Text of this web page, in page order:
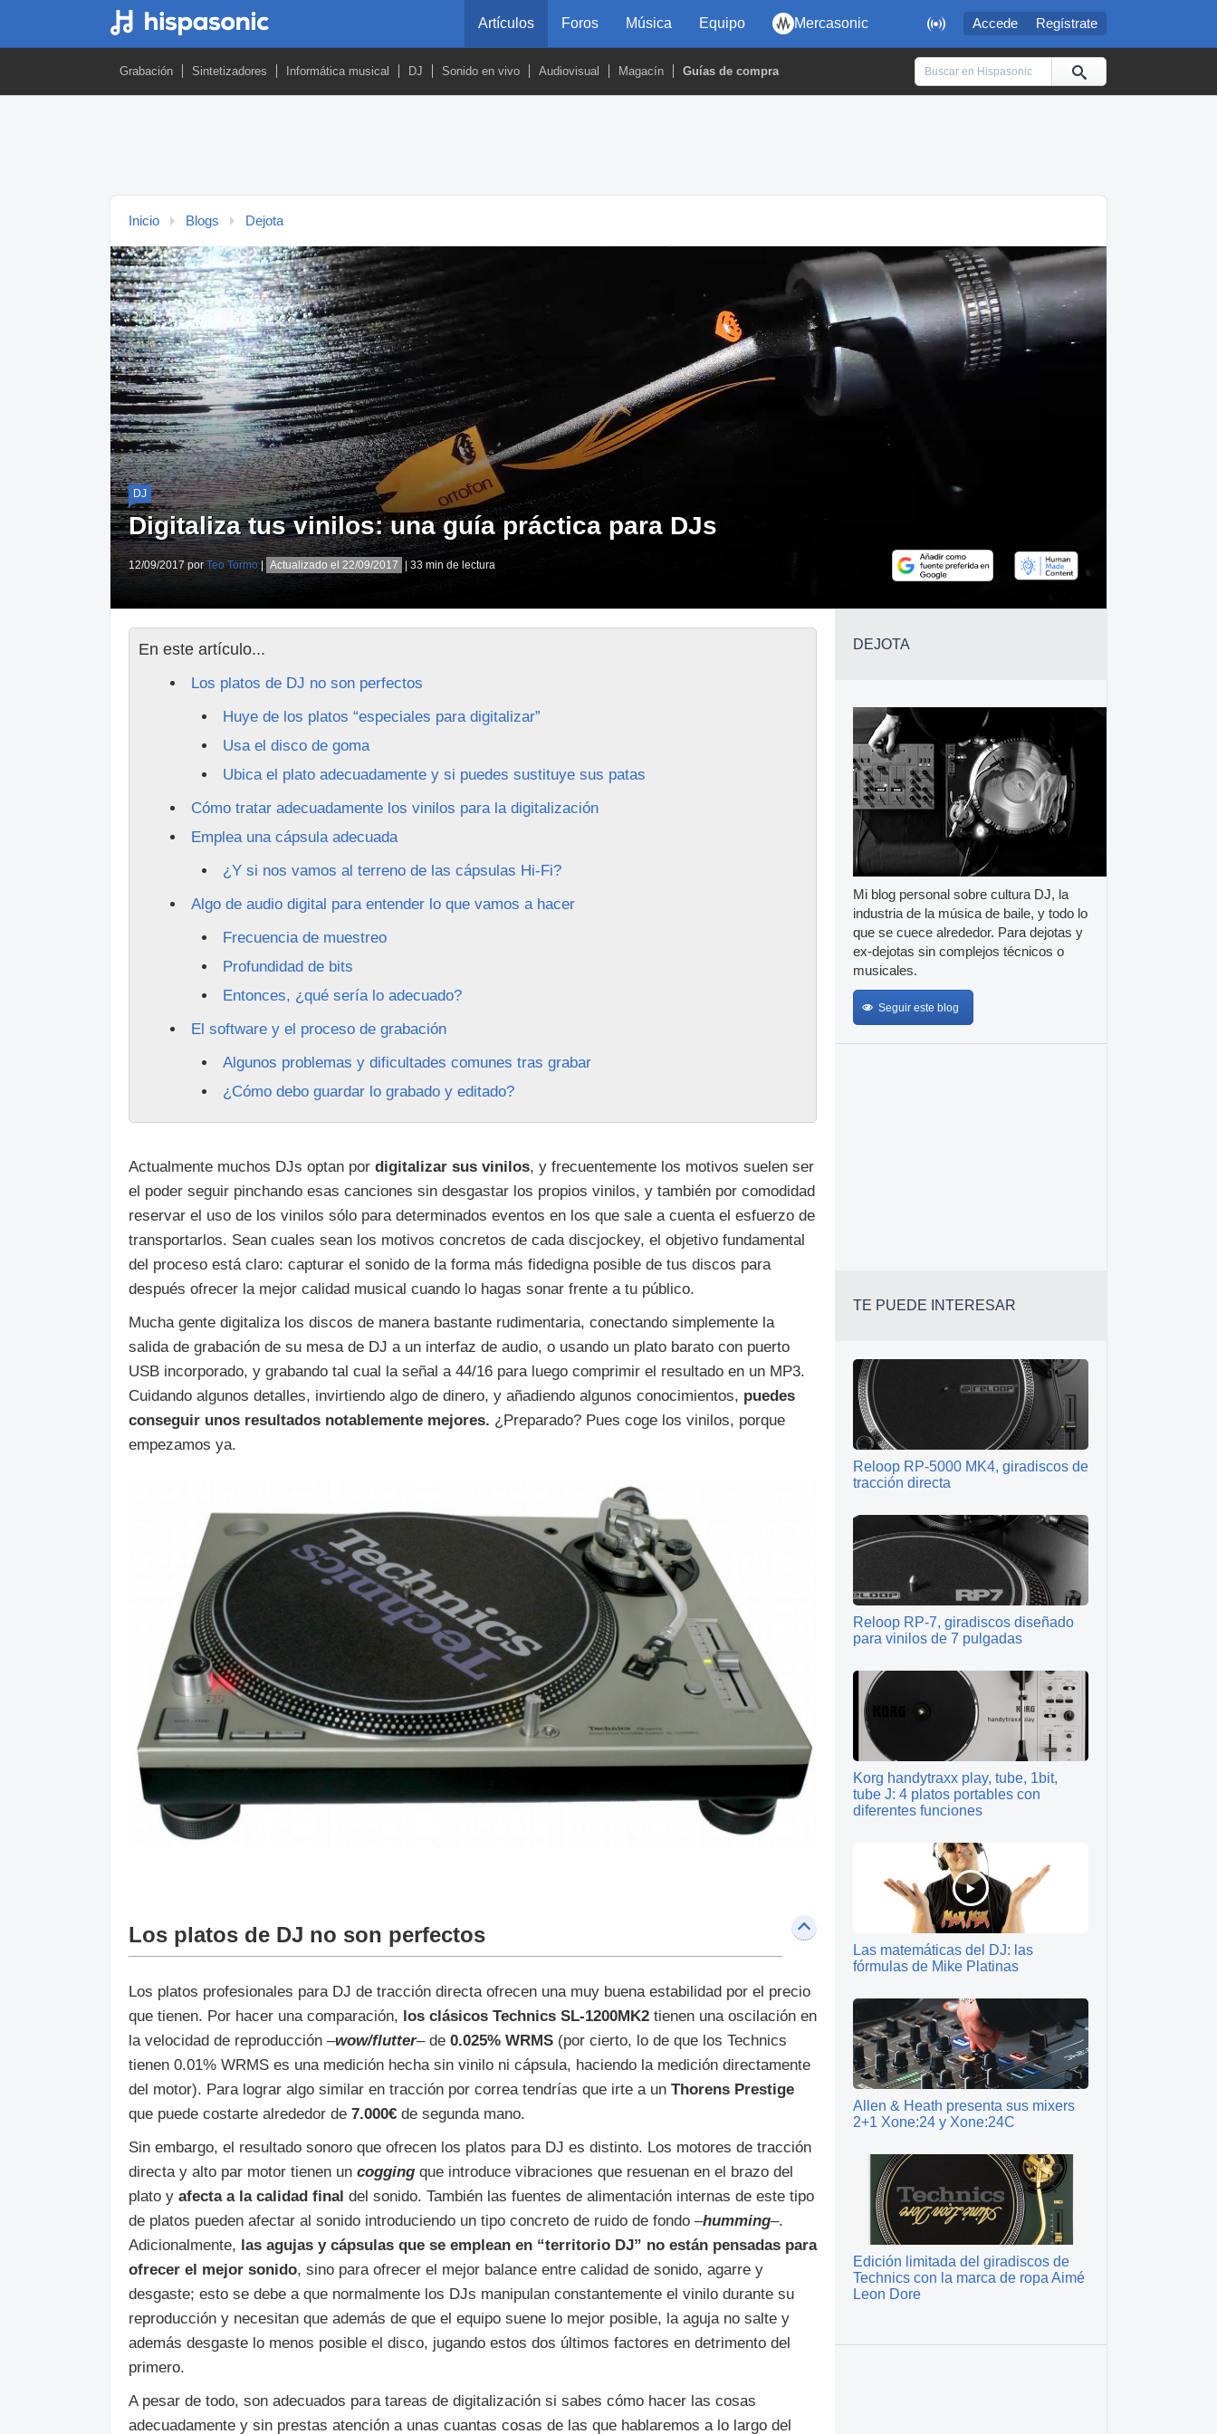
 Accede Regístrate
Artículos Foros Música Equipo Mercasonic
Grabación Sintetizadores Informática musical DJ Sonido en vivo Audiovisual Magacín Guías de compra
Inicio Blogs Dejota
DJ
Digitaliza tus vinilos: una guía práctica para DJs
12/09/2017 porTeo Tormo| Actualizado el 22/09/2017 | 33 min de lectura
En este artículo...
Los platos de DJ no son perfectos
Huye de los platos “especiales para digitalizar”
Usa el disco de goma
Ubica el plato adecuadamente y si puedes sustituye sus patas
Cómo tratar adecuadamente los vinilos para la digitalización
Emplea una cápsula adecuada
¿Y si nos vamos al terreno de las cápsulas Hi-Fi?
Algo de audio digital para entender lo que vamos a hacer
Frecuencia de muestreo
Profundidad de bits
Entonces, ¿qué sería lo adecuado?
El software y el proceso de grabación
Algunos problemas y dificultades comunes tras grabar
¿Cómo debo guardar lo grabado y editado?
Actualmente muchos DJs optan por digitalizar sus vinilos, y frecuentemente los motivos suelen ser
el poder seguir pinchando esas canciones sin desgastar los propios vinilos, y también por comodidad
reservar el uso de los vinilos sólo para determinados eventos en los que sale a cuenta el esfuerzo de
transportarlos. Sean cuales sean los motivos concretos de cada discjockey, el objetivo fundamental
del proceso está claro: capturar el sonido de la forma más fidedigna posible de tus discos para
después ofrecer la mejor calidad musical cuando lo hagas sonar frente a tu público.
Mucha gente digitaliza los discos de manera bastante rudimentaria, conectando simplemente la
salida de grabación de su mesa de DJ a un interfaz de audio, o usando un plato barato con puerto
USB incorporado, y grabando tal cual la señal a 44/16 para luego comprimir el resultado en un MP3.
Cuidando algunos detalles, invirtiendo algo de dinero, y añadiendo algunos conocimientos, puedes
conseguir unos resultados notablemente mejores. ¿Preparado? Pues coge los vinilos, porque
empezamos ya.
Los platos de DJ no son perfectos
Los platos profesionales para DJ de tracción directa ofrecen una muy buena estabilidad por el precio
que tienen. Por hacer una comparación, los clásicos Technics SL-1200MK2 tienen una oscilación en
la velocidad de reproducción –wow/flutter– de 0.025% WRMS (por cierto, lo de que los Technics
tienen 0.01% WRMS es una medición hecha sin vinilo ni cápsula, haciendo la medición directamente
del motor). Para lograr algo similar en tracción por correa tendrías que irte a un Thorens Prestige
que puede costarte alrededor de 7.000€ de segunda mano.
Sin embargo, el resultado sonoro que ofrecen los platos para DJ es distinto. Los motores de tracción
directa y alto par motor tienen un cogging que introduce vibraciones que resuenan en el brazo del
plato y afecta a la calidad final del sonido. También las fuentes de alimentación internas de este tipo
de platos pueden afectar al sonido introduciendo un tipo concreto de ruido de fondo –humming–.
Adicionalmente, las agujas y cápsulas que se emplean en “territorio DJ” no están pensadas para
ofrecer el mejor sonido, sino para ofrecer el mejor balance entre calidad de sonido, agarre y
desgaste; esto se debe a que normalmente los DJs manipulan constantemente el vinilo durante su
reproducción y necesitan que además de que el equipo suene lo mejor posible, la aguja no salte y
además desgaste lo menos posible el disco, jugando estos dos últimos factores en detrimento del
primero.
A pesar de todo, son adecuados para tareas de digitalización si sabes cómo hacer las cosas
adecuadamente y sin prestas atención a unas cuantas cosas de las que hablaremos a lo largo del
DEJOTA
Mi blog personal sobre cultura DJ, la
industria de la música de baile, y todo lo
que se cuece alrededor. Para dejotas y
ex-dejotas sin complejos técnicos o
musicales.
Seguir este blog
TE PUEDE INTERESAR
Reloop RP-5000 MK4, giradiscos de
tracción directa
Reloop RP-7, giradiscos diseñado
para vinilos de 7 pulgadas
Korg handytraxx play, tube, 1bit,
tube J: 4 platos portables con
diferentes funciones
Las matemáticas del DJ: las
fórmulas de Mike Platinas
Allen & Heath presenta sus mixers
2+1 Xone:24 y Xone:24C
Edición limitada del giradiscos de
Technics con la marca de ropa Aimé
Leon Dore